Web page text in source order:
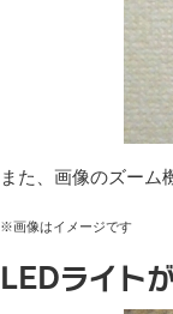
また、画像のズーム
※画像はイメージです
LEDライト